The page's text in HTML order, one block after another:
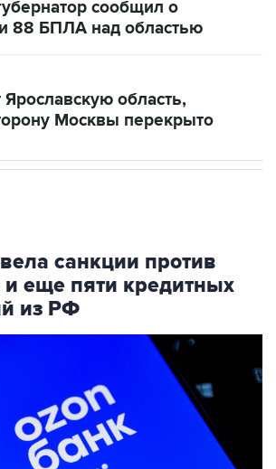
сообщил о
88 БПЛА над областью
область,
Москвы перекрыто
санкции против
еще пяти кредитных
из РФ